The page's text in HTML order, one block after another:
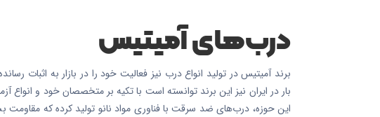
درب‌های آمیتیس
برند آمیتیس در تولید انواع درب نیز فعالیت خود را در بازار به اثبات
بار در ایران نیز این برند توانسته است با تکیه بر متخصصان خود و انواع
این حوزه، درب‌های ضد سرقت با فناوری مواد نانو تولید کرده که مقاومت